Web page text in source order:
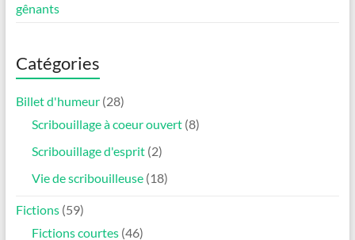
gênants
Catégories
Billet d'humeur(28)
Scribouillage à coeur ouvert(8)
Scribouillage d'esprit(2)
Vie de scribouilleuse(18)
Fictions(59)
Fictions courtes(46)